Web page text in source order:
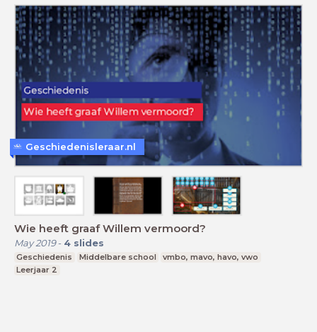
Wie heeft graaf Willem vermoord?
May 2019- 4 slides
Geschiedenis Middelbare school
vmbo, mavo, havo, vwo
Leerjaar 2
Geschiedenisleraar.nl